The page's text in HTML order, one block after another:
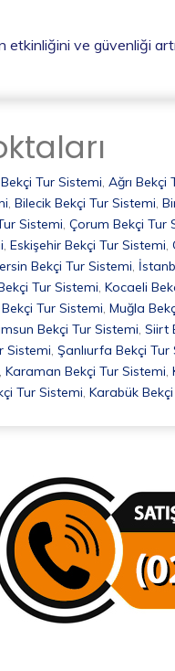
ve güvenliği
Tur Sistemi, Ağrı Bekçi
, Bilecik Bekçi Tur Sistemi,
Sistemi, Çorum Bekçi Tur
, Eskişehir Bekçi Tur Sistemi,
Bekçi Tur Sistemi,
Tur Sistemi, Kocaeli
Tur Sistemi, Muğla
Bekçi Tur Sistemi, Siirt
Sistemi, Şanlıurfa Bekçi Tur
, Karaman Bekçi Tur Sistemi,
Tur Sistemi, Karabük